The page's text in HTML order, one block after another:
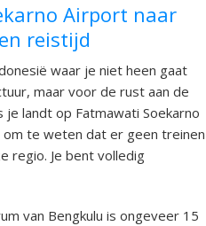
Airport naar
reistijd
waar je niet heen gaat
maar voor de rust aan de
je landt op Fatmawati Soekarno
te weten dat er geen treinen
regio. Je bent volledig
van Bengkulu is ongeveer 15